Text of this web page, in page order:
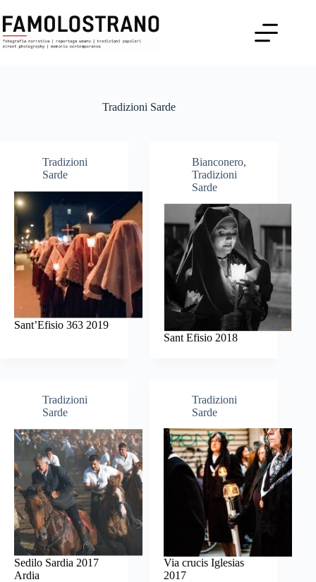
al
contenuto
Tradizioni Sarde
Tradizioni
Sarde
Sant’Efisio 363 2019
Bianconero,
Tradizioni
Sarde
Sant Efisio 2018
Tradizioni
Sarde
Sedilo Sardia 2017
Ardia
Tradizioni
Sarde
Via crucis Iglesias
2017